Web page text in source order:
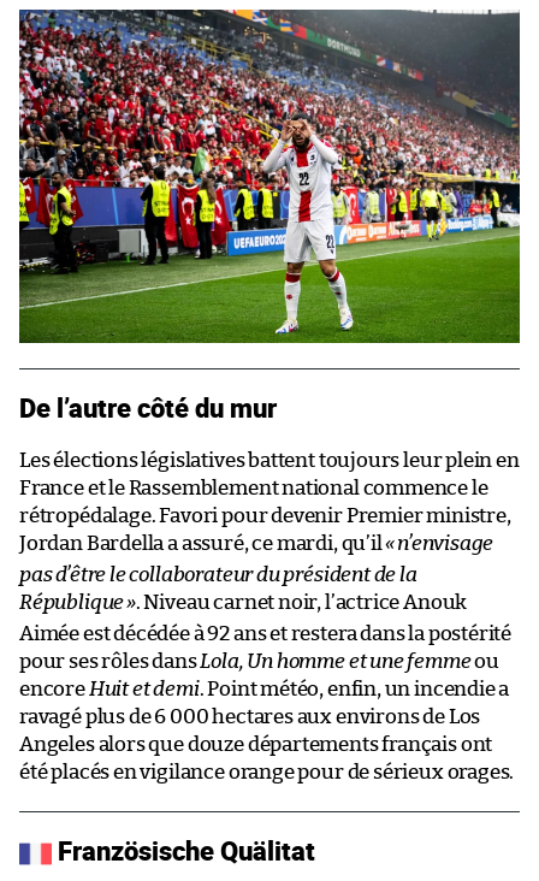
De l’autre côté du mur
Les élections législatives battent toujours leur plein en
France et le Rassemblement national commence le
rétropédalage. Favori pour devenir Premier ministre,
Jordan Bardella a assuré, ce mardi, qu’il«n’envisage
pas d’être le collaborateur du président de la
République». Niveau carnet noir, l’actrice Anouk
Aimée est décédée à 92 ans et restera dans la postérité
pour ses rôles dansLola, Un homme et une femmeou
encoreHuit et demi. Point météo, enfin, un incendie a
ravagé plus de 6 000 hectares aux environs de Los
Angeles alors que douze départements français ont
été placés en vigilance orange pour de sérieux orages.
Französische Quälitat